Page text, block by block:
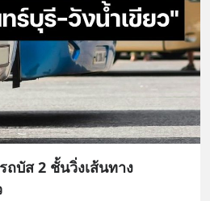
บัส 2 ชั้นวิ่งเส้นทาง